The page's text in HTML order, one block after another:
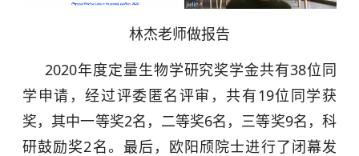
林杰老师做报告
2020年度定量生物学研究奖学金共有38位同
学申请，经过评委匿名评审，共有19位同学获
奖，其中一等奖2名，二等奖6名，三等奖9名，科
研鼓励奖2名。最后，欧阳颀院士进行了闭幕发